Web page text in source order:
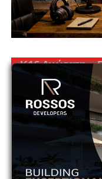
Κ16 Ανώτατη –
Ομάδα
ΑΓΙΑ
2
ΑΕΚ
ΑΕΛ
4